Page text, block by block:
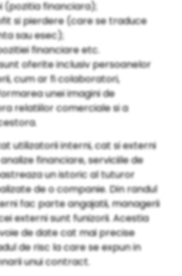
(pozitia financiara);
si pierdere (care se traduce
sau esec);
financiare etc.
oferite inclusiv persoanelor
cum ar fi colaboratori,
unei imagini de
relatiilor comerciale si a
utilizatorii interni, cat si externi
financiare, serviciile de
un istoric al tuturor
de o companie. Din randul
fac parte angajatii, managerii
externi sunt funizorii. Acestia
de date cat mai precise
de risc la care se expun in
unui contract.